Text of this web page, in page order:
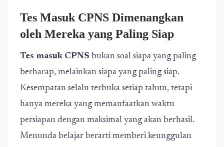
Tes Masuk CPNS Dimenangkan
oleh Mereka yang Paling Siap
Tes masuk CPNS bukan soal siapa yang paling
berharap, melainkan siapa yang paling siap.
Kesempatan selalu terbuka setiap tahun, tetapi
hanya mereka yang memanfaatkan waktu
persiapan dengan maksimal yang akan berhasil.
Menunda belajar berarti memberi keunggulan